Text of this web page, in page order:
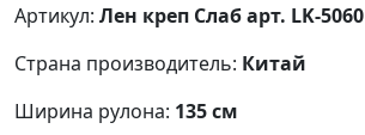
Артикул: Лен креп Слаб арт. LK-5060
Страна производитель: Китай
Ширина рулона: 135 см